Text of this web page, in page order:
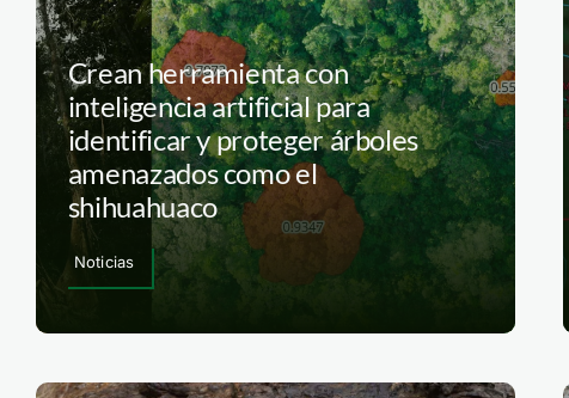
Crean herramienta con
inteligencia artificial para
identificar y proteger árboles
amenazados como el
shihuahuaco
Noticias